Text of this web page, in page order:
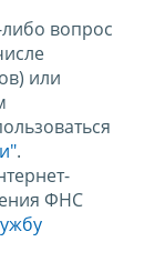
вопрос
или
.
ФНС